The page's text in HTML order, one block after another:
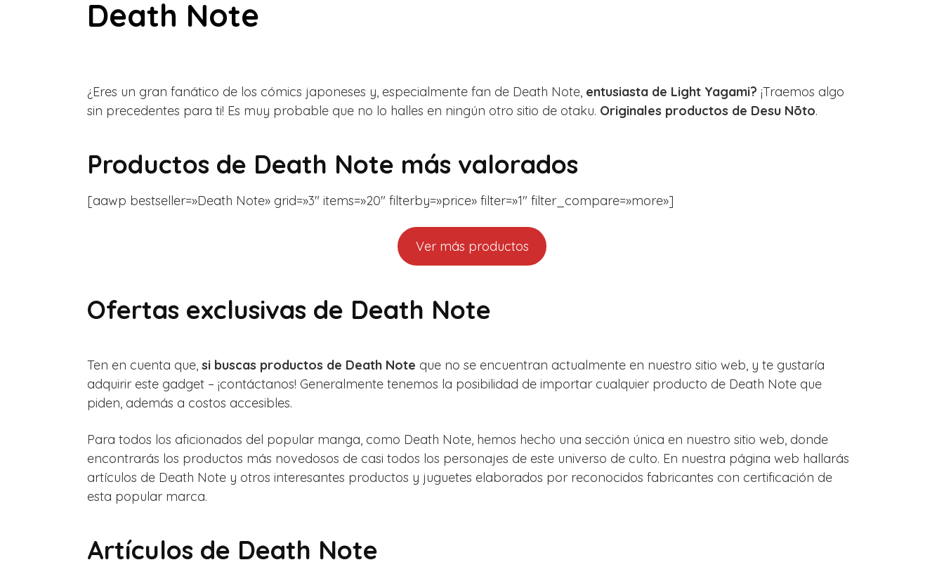
Death Note
¿Eres un gran fanático de los cómics japoneses y, especialmente fan de Death Note, entusiasta de Light Yagami? ¡Traemos algo
sin precedentes para ti! Es muy probable que no lo halles en ningún otro sitio de otaku. Originales productos de Desu Nōto.
Productos de Death Note más valorados
[aawp bestseller=»Death Note» grid=»3″ items=»20″ filterby=»price» filter=»1″ filter_compare=»more»]
Ver más productos
Ofertas exclusivas de Death Note
Ten en cuenta que, si buscas productos de Death Note que no se encuentran actualmente en nuestro sitio web, y te gustaría
adquirir este gadget – ¡contáctanos! Generalmente tenemos la posibilidad de importar cualquier producto de Death Note que
piden, además a costos accesibles.
Para todos los aficionados del popular manga, como Death Note, hemos hecho una sección única en nuestro sitio web, donde
encontrarás los productos más novedosos de casi todos los personajes de este universo de culto. En nuestra página web hallarás
artículos de Death Note y otros interesantes productos y juguetes elaborados por reconocidos fabricantes con certificación de
esta popular marca.
Artículos de Death Note